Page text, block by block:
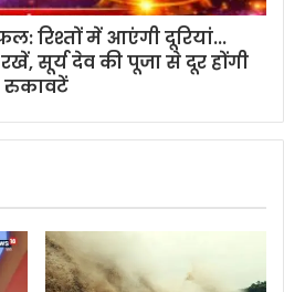
रिश्तों में आएंगी दूरियां...
सूर्य देव की पूजा से दूर होंगी
रुकावटें